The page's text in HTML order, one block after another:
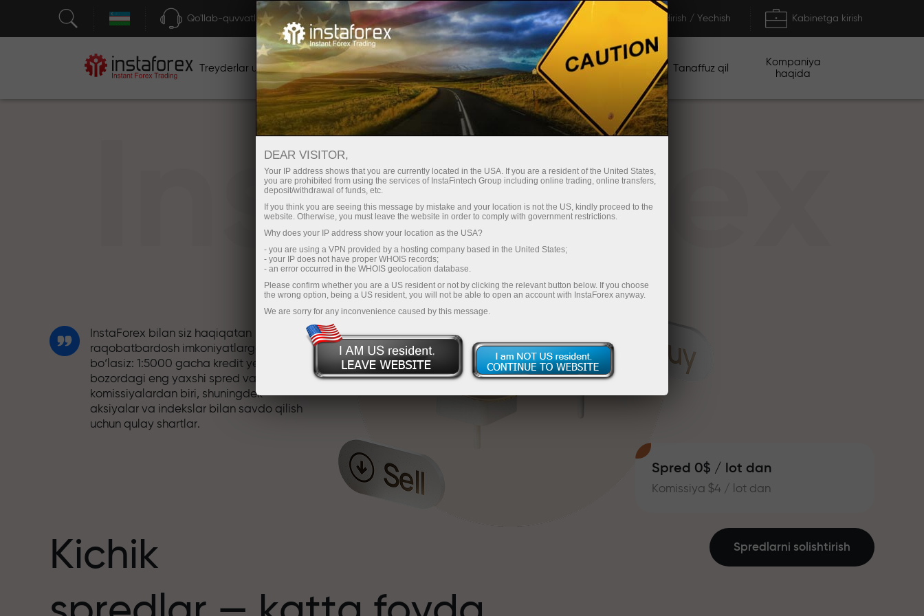
Qo'llab-quvvatlash Hisob-varag'ini tez ochish Savdo platformasi To'ldirish / Yechish Kabinetga kirish
Treyderlar uchun
Endi ish
boshlayotganlar
uchun
Investorlar uchun Hamkorlar uchun Promoaksiyalar Tanaffuz qil
Kompaniya
haqida
InstaForex
Spred 0$ / lot dan
Komissiya $4 / lot dan
InstaForex bilan siz haqiqatan
raqobatbardosh imkoniyatlarga ega
bo‘lasiz: 1:5000 gacha kredit yelkasi,
bozordagi eng yaxshi spred va
komissiyalardan biri, shuningdek
aksiyalar va indekslar bilan savdo qilish
uchun qulay shartlar.
qadriyatlarni baham ko‘radi. Aleš Loprais
savdo olamiga intilish va intizom
Kichik
Spredlarni solishtirish
DEAR VISITOR,
Your IP address shows that you are currently located in the USA. If you are a resident of the United States,
you are prohibited from using the services of InstaFintech Group including online trading, online transfers,
deposit/withdrawal of funds, etc.
If you think you are seeing this message by mistake and your location is not the US, kindly proceed to the
website. Otherwise, you must leave the website in order to comply with government restrictions.
Why does your IP address show your location as the USA?
- you are using a VPN provided by a hosting company based in the United States;
- your IP does not have proper WHOIS records;
- an error occurred in the WHOIS geolocation database.
Please confirm whether you are a US resident or not by clicking the relevant button below. If you choose
the wrong option, being a US resident, you will not be able to open an account with InstaForex anyway.
We are sorry for any inconvenience caused by this message.